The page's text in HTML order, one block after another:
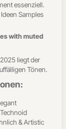
essenziell.
Samples
with muted
liegt der
Tönen.
& Artistic